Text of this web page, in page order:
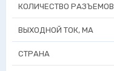
КОЛИЧЕСТВО РАЗЪЕМОВ
ВЫХОДНОЙ ТОК, МА
СТРАНА